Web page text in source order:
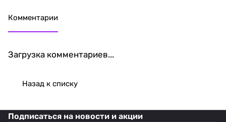
Комментарии
Загрузка комментариев...
Назад к списку
Подписаться на новости и акции